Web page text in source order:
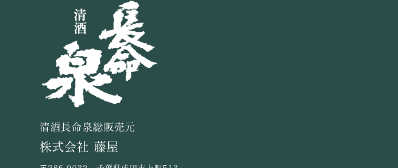
清酒長命泉総販売元
株式会社 藤屋